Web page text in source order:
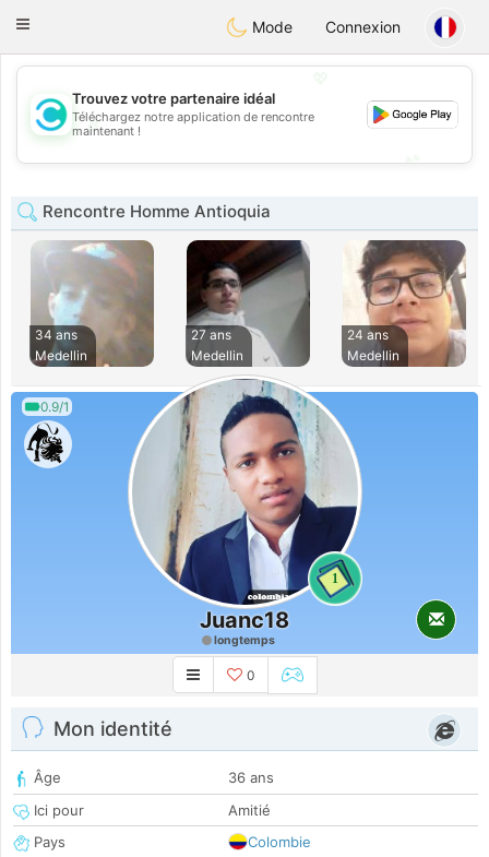
olombiaCitas
Toggle
Mode Connexion
💖
💕
Trouvez votre partenaire idéal
Téléchargez notre application de rencontre
maintenant !
Rencontre Homme Antioquia
34 ans
Medellin
27 ans
Medellin
24 ans
Medellin
0.9/1
1
Juanc18
longtemps
0
Mon identité
Âge
36 ans
Ici pour
Amitié
Pays
Colombie